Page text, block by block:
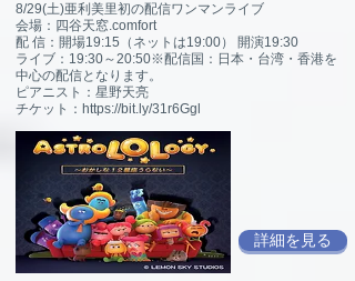
8/29(土)亜利美里初の配信ワンマンライブ
会場：四谷天窓.comfort
配 信：開場19:15（ネットは19:00） 開演19:30
ライブ：19:30～20:50※配信国：日本・台湾・香港を
中心の配信となります。
ピアニスト：星野天亮
チケット：https://bit.ly/31r6Ggl
詳細を見る